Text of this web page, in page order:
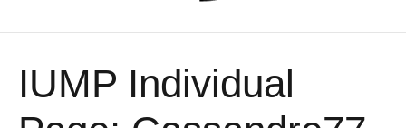
IUMP Individual